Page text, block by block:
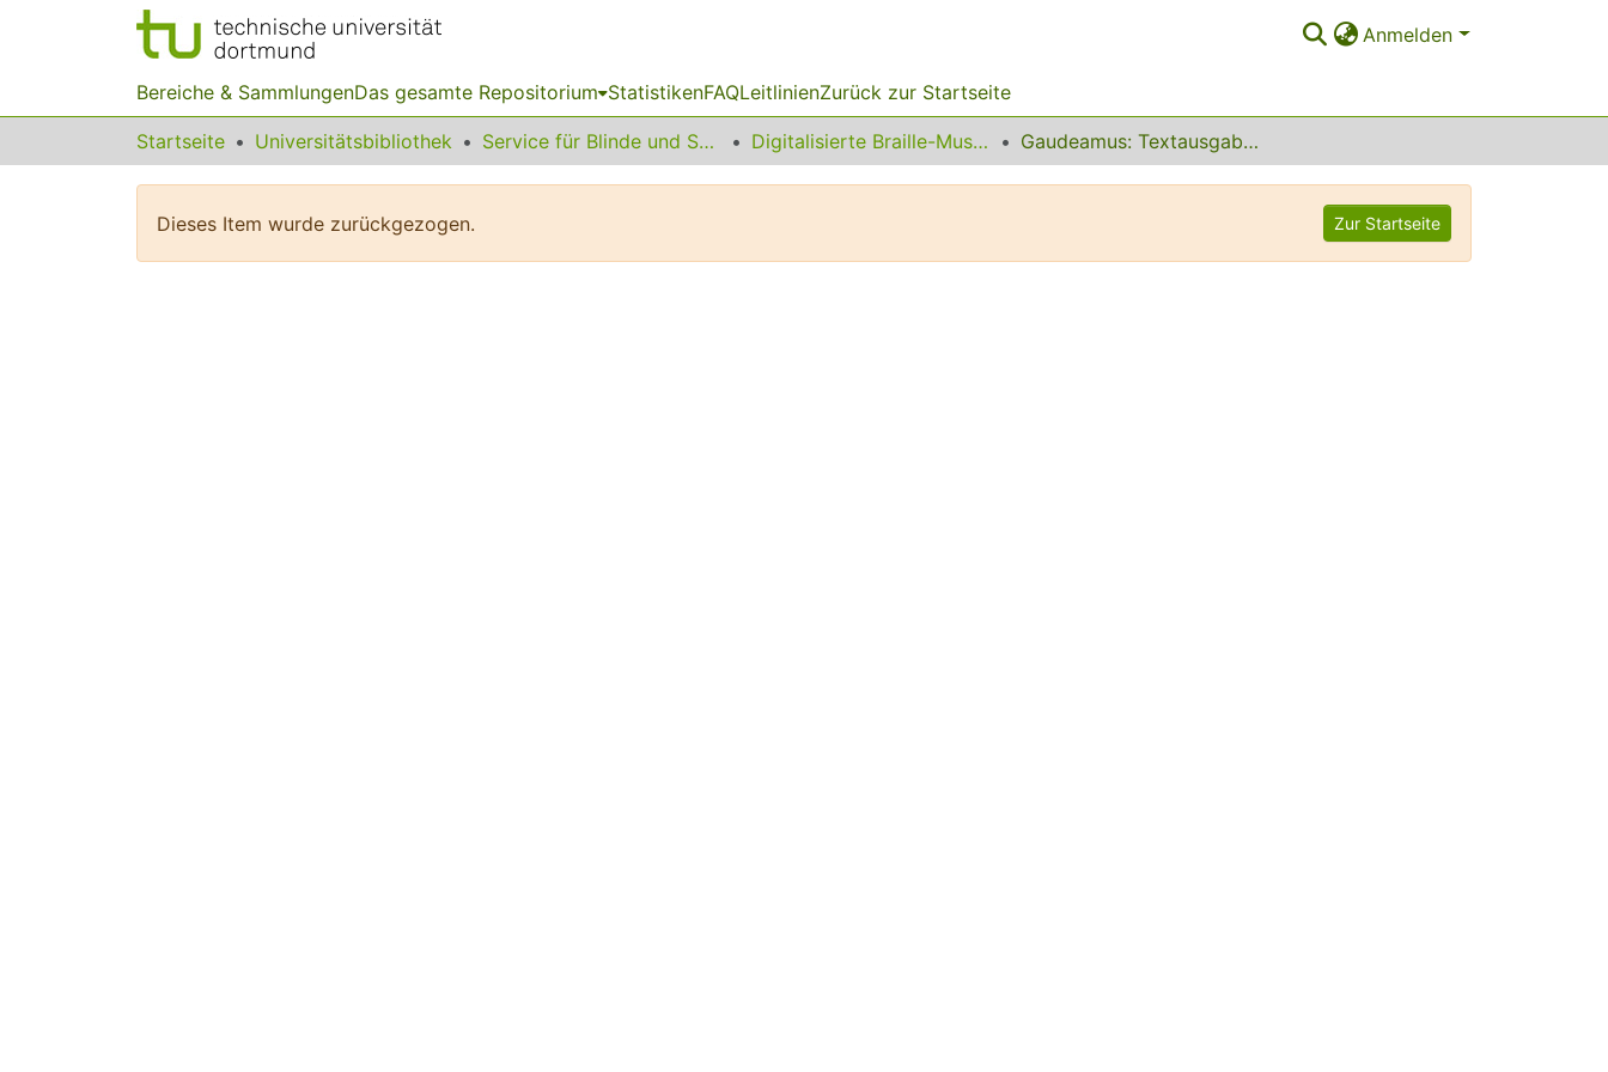
Anmelden
Bereiche & SammlungenDas gesamte Repositorium StatistikenFAQLeitlinienZurück zur Startseite
Startseite Universitätsbibliothek Service für Blinde und Sehbehinderte Digitalisierte Braille-Musik-Matrizen des VzfB Gaudeamus: Textausgabe Heft 9
Dieses Item wurde zurückgezogen. Zur Startseite